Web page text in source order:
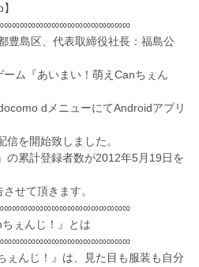
豊島区、代表取締役社長：福島公
ム『あいまい！萌えCanちぇん
dメニューにてAndroidアプリ
を開始致しました。
の累計登録者数が2012年5月19日を
せて頂きます。
ぇんじ！』とは
ぇんじ！』は、見た目も服装も自分